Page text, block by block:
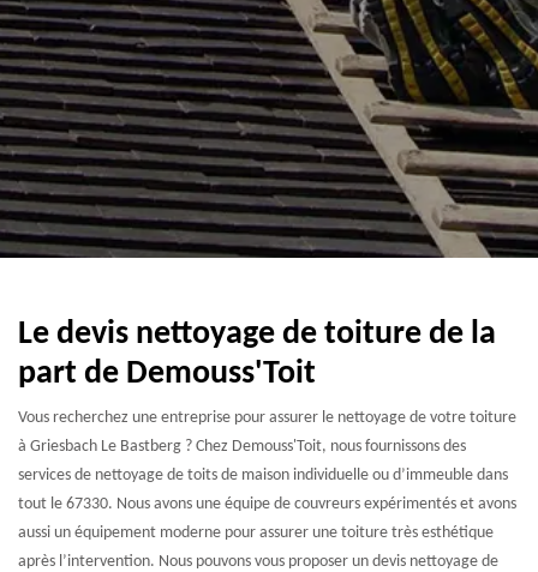
Le devis nettoyage de toiture de la
part de Demouss'Toit
Vous recherchez une entreprise pour assurer le nettoyage de votre toiture
à Griesbach Le Bastberg ? Chez Demouss'Toit, nous fournissons des
services de nettoyage de toits de maison individuelle ou d’immeuble dans
tout le 67330. Nous avons une équipe de couvreurs expérimentés et avons
aussi un équipement moderne pour assurer une toiture très esthétique
après l’intervention. Nous pouvons vous proposer un devis nettoyage de